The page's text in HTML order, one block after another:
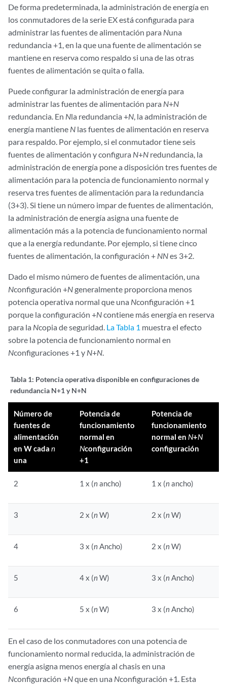
De forma predeterminada, la administración de energía en
los conmutadores de la serie EX está configurada para
administrar las fuentes de alimentación para Nuna
redundancia +1, en la que una fuente de alimentación se
mantiene en reserva como respaldo si una de las otras
fuentes de alimentación se quita o falla.
Puede configurar la administración de energía para
administrar las fuentes de alimentación para N+N
redundancia. En Nla redundancia +N, la administración de
energía mantiene N las fuentes de alimentación en reserva
para respaldo. Por ejemplo, si el conmutador tiene seis
fuentes de alimentación y configura N+N redundancia, la
administración de energía pone a disposición tres fuentes de
alimentación para la potencia de funcionamiento normal y
reserva tres fuentes de alimentación para la redundancia
(3+3). Si tiene un número impar de fuentes de alimentación,
la administración de energía asigna una fuente de
alimentación más a la potencia de funcionamiento normal
que a la energía redundante. Por ejemplo, si tiene cinco
fuentes de alimentación, la configuración + NNes 3+2.
Dado el mismo número de fuentes de alimentación, una
Nconfiguración +N generalmente proporciona menos
potencia operativa normal que una Nconfiguración +1
porque la configuración +Ncontiene más energía en reserva
para la Ncopia de seguridad. La Tabla 1 muestra el efecto
sobre la potencia de funcionamiento normal en
Nconfiguraciones +1 y N+N.
Tabla 1: Potencia operativa disponible en configuraciones de
redundancia N+1 y N+N
Número de
fuentes de
alimentación
en W cadan
una
Potencia de
funcionamiento
normal en
Nconfiguración
+1
Potencia de
funcionamiento
normal en N+N
configuración
2 1 x (nancho) 1 x (nancho)
3 2 x (nW) 2 x (nW)
4 3 x (nAncho) 2 x (nW)
5 4 x (nW) 3 x (nAncho)
6 5 x (nW) 3 x (nAncho)
En el caso de los conmutadores con una potencia de
funcionamiento normal reducida, la administración de
energía asigna menos energía al chasis en una
Nconfiguración +Nque en una Nconfiguración +1. Esta